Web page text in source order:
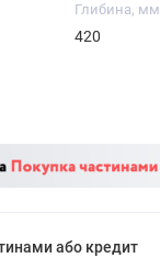
Глибина, мм
420
або кредит